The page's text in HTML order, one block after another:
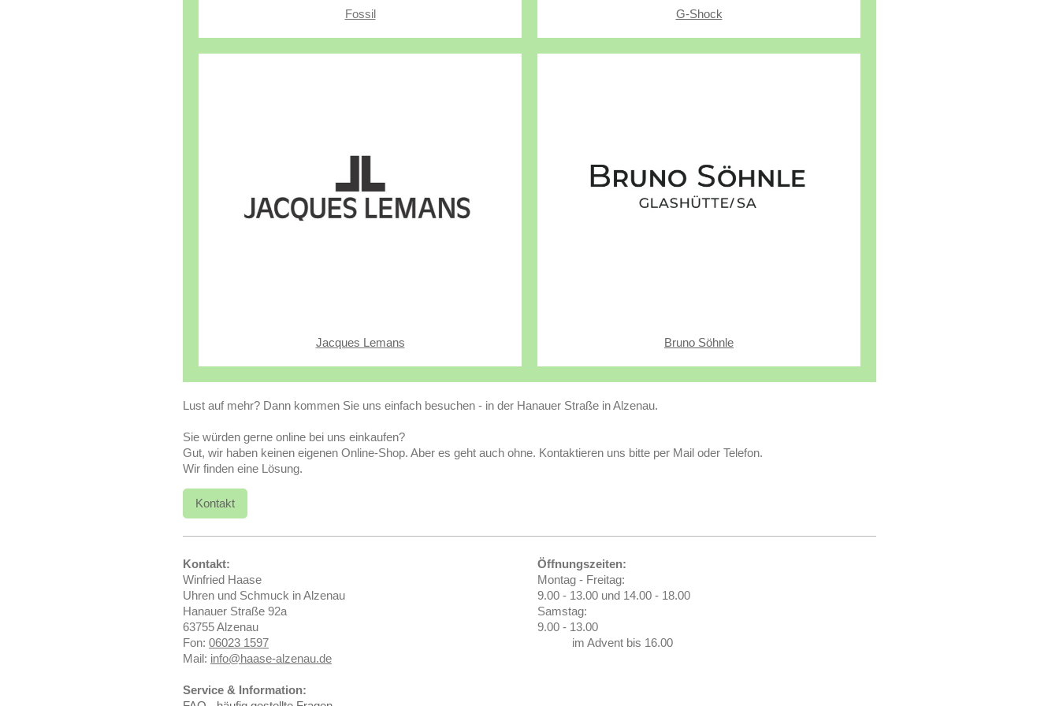
Fossil G-Shock
Jacques Lemans Bruno Söhnle
Lust auf mehr? Dann kommen Sie uns einfach besuchen - in der Hanauer Straße in Alzenau.
Sie würden gerne online bei uns einkaufen?
Gut, wir haben keinen eigenen Online-Shop. Aber es geht auch ohne. Kontaktieren uns bitte per Mail oder Telefon.
Wir finden eine Lösung.
Kontakt
Kontakt:
Winfried Haase
Uhren und Schmuck in Alzenau
Hanauer Straße 92a
63755 Alzenau
Fon: 06023 1597
Mail: info@haase-alzenau.de
Öffnungszeiten:
Montag - Freitag:
9.00 - 13.00 und 14.00 - 18.00
Samstag:
9.00 - 13.00
im Advent bis 16.00
Service & Information: